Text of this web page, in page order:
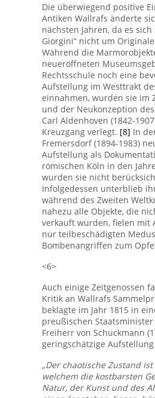
Die überwiegend positive
Antiken Wallrafs änderte
nächsten Jahren, da es
Giorgini“ nicht um
Während die
neueröffneten
Rechtsschule noch eine
Aufstellung im Westtrakt
einnahmen, wurden sie im
und der Neukonzeption
Carl Aldenhoven (1842-
Kreuzgang verlegt. [8] In
Fremersdorf (1894-1983)
Aufstellung als
römischen Köln in den
wurden sie nicht
Infolgedessen unterblieb
während des Zweiten
nahezu alle Objekte, die
verkauft wurden, fielen mit
nur teilbeschädigten
Bombenangriffen zum
<6>
Auch einige Zeitgenossen
Kritik an Wallrafs
beklagte im Jahr 1815 in
preußischen
Freiherr von Schuckmann
geringschätzige
„Der chaotische Zustand
welchem die kostbarsten
Natur, der Kunst und des